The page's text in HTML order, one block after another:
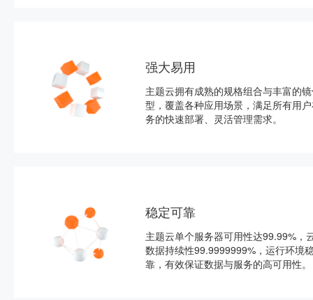
强大易用
主题云拥有成熟的规格组合与丰富的
型，覆盖各种应用场景，满足所有用
务的快速部署、灵活管理需求。
稳定可靠
主题云单个服务器可用性达99.99%，
数据持续性99.9999999%，运行环境
靠，有效保证数据与服务的高可用性。